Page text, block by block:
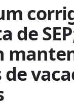
de